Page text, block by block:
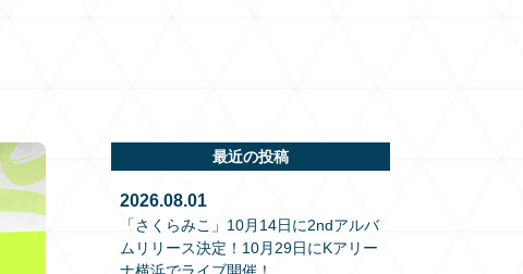
最近の投稿
2026.08.01
「さくらみこ」10月14日に2ndアルバ
ムリリース決定！10月29日にKアリー